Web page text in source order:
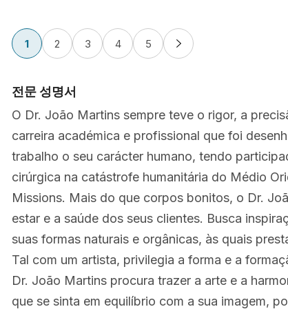
1 2 3 4 5
전문 성명서
O Dr. João Martins sempre teve o rigor, a
carreira académica e profissional que foi
trabalho o seu carácter humano, tendo
cirúrgica na catástrofe humanitária do Médio
Missions. Mais do que corpos bonitos, o Dr.
estar e a saúde dos seus clientes. Busca
suas formas naturais e orgânicas, às quais
Tal com um artista, privilegia a forma e a
Dr. João Martins procura trazer a arte e a
que se sinta em equilíbrio com a sua imagem,